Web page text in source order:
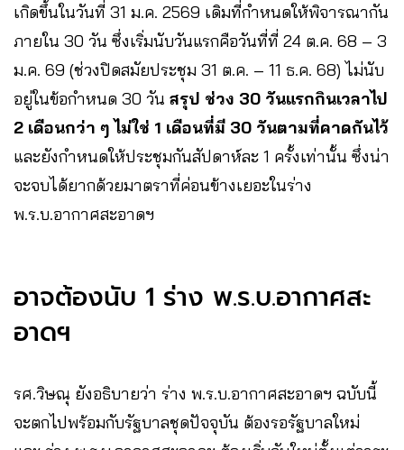
เกิดขึ้นในวันที่ 31 ม.ค. 2569 เดิมที่กำหนดให้พิจารณากัน
ภายใน 30 วัน ซึ่งเริ่มนับวันแรกคือวันที่ที่ 24 ต.ค. 68 – 3
ม.ค. 69 (ช่วงปิดสมัยประชุม 31 ต.ค. – 11 ธ.ค. 68) ไม่นับ
อยู่ในข้อกำหนด 30 วัน สรุป ช่วง 30 วันแรกกินเวลาไป
2 เดือนกว่า ๆ ไม่ใช่ 1 เดือนที่มี 30 วันตามที่คาดกันไว้
และยังกำหนดให้ประชุมกันสัปดาห์ละ 1 ครั้งเท่านั้น ซึ่งน่า
จะจบได้ยากด้วยมาตราที่ค่อนข้างเยอะในร่าง
พ.ร.บ.อากาศสะอาดฯ
อาจต้องนับ 1 ร่าง พ.ร.บ.อากาศสะ
อาดฯ
รศ.วิษณุ ยังอธิบายว่า ร่าง พ.ร.บ.อากาศสะอาดฯ ฉบับนี้
จะตกไปพร้อมกับรัฐบาลชุดปัจจุบัน ต้องรอรัฐบาลใหม่